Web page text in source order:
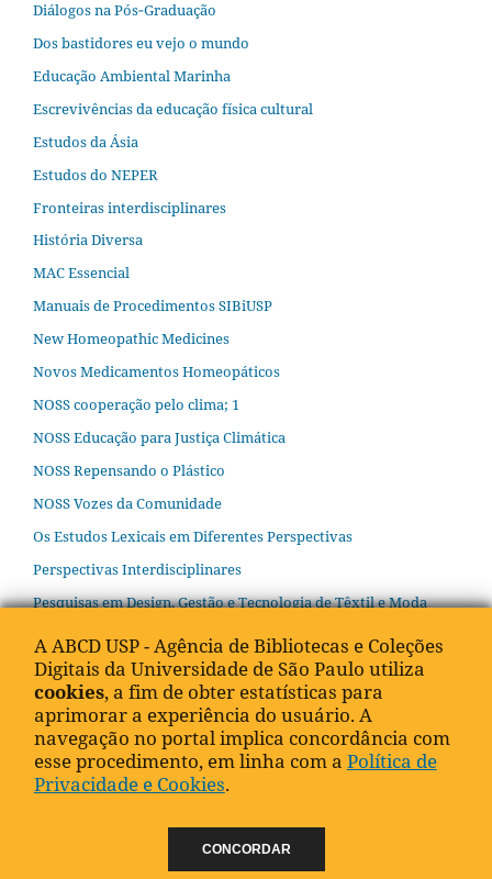
Diálogos na Pós‐Graduação
Dos bastidores eu vejo o mundo
Educação Ambiental Marinha
Escrevivências da educação física cultural
Estudos da Ásia​
Estudos do NEPER
Fronteiras interdisciplinares
História Diversa
MAC Essencial
Manuais de Procedimentos SIBiUSP
New Homeopathic Medicines
Novos Medicamentos Homeopáticos
NOSS cooperação pelo clima; 1
NOSS Educação para Justiça Climática
NOSS Repensando o Plástico
NOSS Vozes da Comunidade
Os Estudos Lexicais em Diferentes Perspectivas
Perspectivas Interdisciplinares
Pesquisas em Design, Gestão e Tecnologia de Têxtil e Moda
PROFCIAMB. Série guias educacionais
Projeto Métricas
Projeto Sistemas de Energia do Futuro III
Psicologia Social
Publicações BBM
Publicações do Centro de Preservação Cultural
Roteiros Didáticos CDCC
A ABCD USP - Agência de Bibliotecas e Coleções
Digitais da Universidade de São Paulo utiliza
cookies, a fim de obter estatísticas para
aprimorar a experiência do usuário. A
navegação no portal implica concordância com
esse procedimento, em linha com a Política de
Privacidade e Cookies.
CONCORDAR